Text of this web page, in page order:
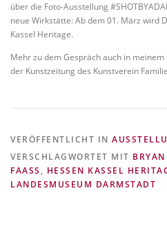
über die Foto-Ausstellung
neue Wirkstätte: Ab dem 01. März wird
Kassel Heritage.
Mehr zu dem Gespräch auch in
der Kunstzeitung des Kunstverein
VERÖFFENTLICHT IN
VERSCHLAGWORTET MIT
FAASS , HESSEN KASSEL
LANDESMUSEUM DARMSTADT